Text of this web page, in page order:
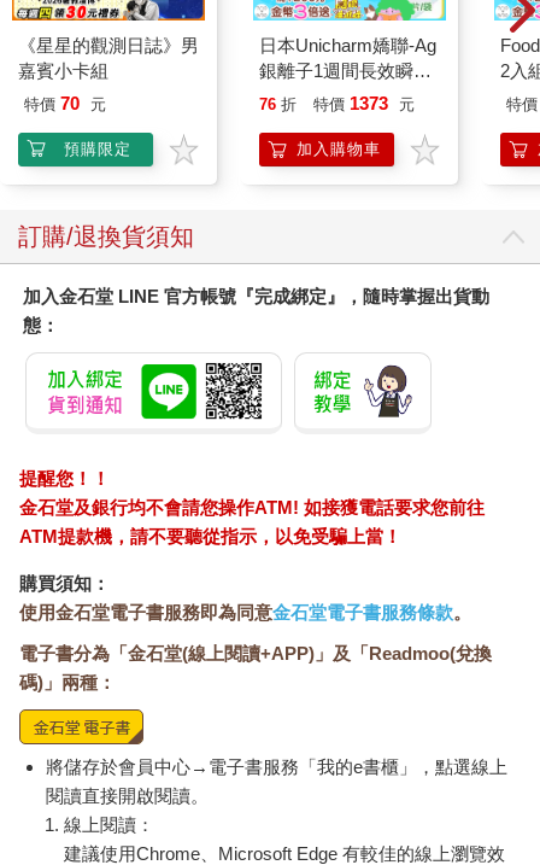
【DATA】
│東京都江戶東京博物館
東京都墨田区横網1-4-1
東京都墨田区亀沢2-7−2 緑町公園内
│YOSHIDA印刷東京本社（ヨシダ印刷東京本社）東京都墨田区
│北齋茶房
東京都墨田区亀沢4-8-5
●谷根千的建築散策
谷根千指的是東京文京區與台東區一帶的谷中、根津、千駄木，
這個區域位於東京山手線內，很幸運地在那個紛亂的年代沒有受
到任何的災害，也沒有受到日本經濟泡沫時代都市大規模開發的
好」（古き良き）的氛圍。著名的谷中銀座商店街上，有好多從
昭和時期就存在的商店，裡面的老爺爺老奶奶們賣著仙貝、家庭
料理、可樂餅或是串燒，而且價格相較於都心其他新開發的地區
親民許多！這幾年也有好多新的咖啡或小店來到這裡，為古老的
街道增添了一抹新意。
去的人們在這裡愜意生活，接著，現代的我們延續著這些生活，
加上屬於這個時代才有的色彩，這樣的衝擊讓這些區域變得好有
趣。除了舊有的住民文化樣貌之外，谷根千一帶還曾經住著許多
落語（日本一種傳統表演藝術）家、文學家與大文豪，像是夏目
漱石就曾住在這個區域，留下許多生活的痕跡，喜歡文學的人也
會經常到此散步，感受過去文豪的氣息。
除了文學，這裡也有著有趣的建築。在靠近千駄木車站附近，佇
《星星的觀測日誌》男
嘉賓小卡組
特價 70 元
預購限定
日本Unicharm嬌聯-Ag
銀離子1週間長效瞬吸
乾爽寵物消臭大師貓尿
防滲漏貓尿布/可觀察
尿色貓潔墊補充包/本
76 折 特價 1373 元
加入購物車
2入
特價
訂購/退換貨須知
加入金石堂 LINE 官方帳號『完成綁定』，隨時掌握出貨動
態：
提醒您！！
金石堂及銀行均不會請您操作ATM! 如接獲電話要求您前往
ATM提款機，請不要聽從指示，以免受騙上當！
購買須知：
使用金石堂電子書服務即為同意金石堂電子書服務條款。
電子書分為「金石堂(線上閱讀+APP)」及「Readmoo(兌換
碼)」兩種：
將儲存於會員中心→電子書服務「我的e書櫃」，點選線上
閱讀直接開啟閱讀。
線上閱讀：
建議使用Chrome、Microsoft Edge 有較佳的線上瀏覽效